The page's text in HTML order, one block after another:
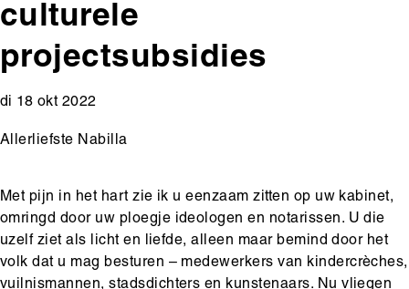
culturele
projectsubsidies
di 18 okt 2022
Allerliefste Nabilla
Met pijn in het hart zie ik u eenzaam zitten op uw kabinet,
omringd door uw ploegje ideologen en notarissen. U die
uzelf ziet als licht en liefde, alleen maar bemind door het
volk dat u mag besturen – medewerkers van kindercrèches,
vuilnismannen, stadsdichters en kunstenaars. Nu vliegen